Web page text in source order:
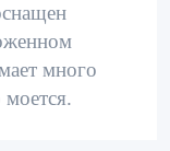
много
моется.